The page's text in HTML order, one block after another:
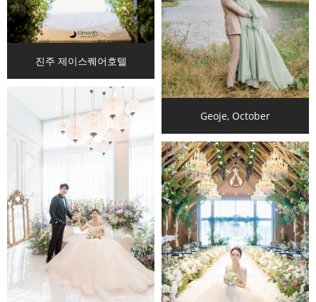
진주 제이스퀘어호텔
Geoje, October